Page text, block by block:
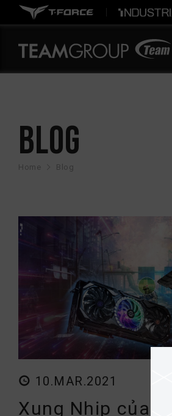
BLOG
Home Blog
10.MAR.2021
Xung Nhịp của